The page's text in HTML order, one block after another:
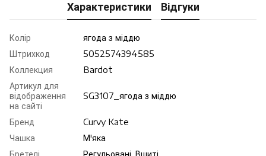
Характеристики Відгуки
Колір
ягода з мiддю
Штрихкод
5052574394585
Коллекция
Bardot
Артикул для
відображення
на сайті
SG3107_ягода з мiддю
Бренд
Curvy Kate
Чашка
М'яка
Бретелі
Регульовані, Вшиті